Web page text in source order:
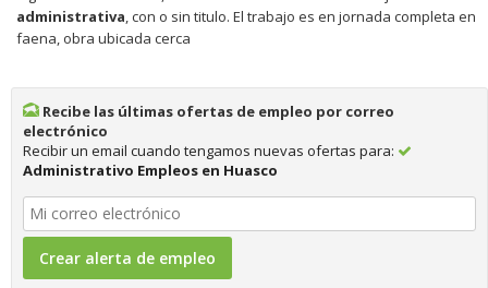
administrativa , con o sin titulo. El trabajo es en jornada completa en
faena, obra ubicada cerca
Recibe las últimas ofertas de empleo por correo
electrónico
Recibir un email cuando tengamos nuevas ofertas para:
Administrativo Empleos en Huasco